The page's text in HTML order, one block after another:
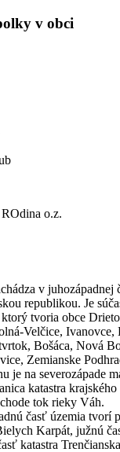
v obci
o.z.
v juhozápadnej
republikou. Je
tvoria obce
Velčice, Ivanovce,
Bošáca, Nová
Zemianske
je na severozápade
katastra krajského
tok rieky Váh.
časť územia tvorí
Karpát, južnú
katastra